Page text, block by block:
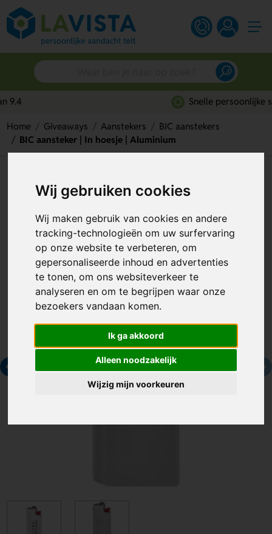
Wij gebruiken cookies
Wij maken gebruik van cookies en andere
tracking-technologieën om uw surfervaring
op onze website te verbeteren, om
gepersonaliseerde inhoud en advertenties
te tonen, om ons websiteverkeer te
analyseren en om te begrijpen waar onze
bezoekers vandaan komen.
Ik ga akkoord
Alleen noodzakelijk
Wijzig mijn voorkeuren
Snelle persoonlijke service
Home Giveaways Aanstekers
BIC aanstekers
BIC aansteker | In hoesje | Aluminium
BIC aansteker | In hoesje |
Aluminium
Artikelnummer: 101830